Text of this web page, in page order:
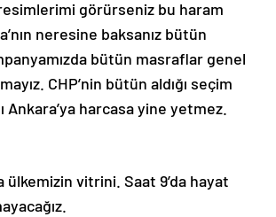
görürseniz bu haram
neresine baksanız bütün
bütün masraflar genel
CHP’nin bütün aldığı seçim
harcasa yine yetmez.
vitrini. Saat 9’da hayat